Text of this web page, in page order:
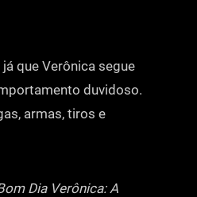
que Verônica segue
duvidoso.
armas, tiros e
Dia Verônica: A